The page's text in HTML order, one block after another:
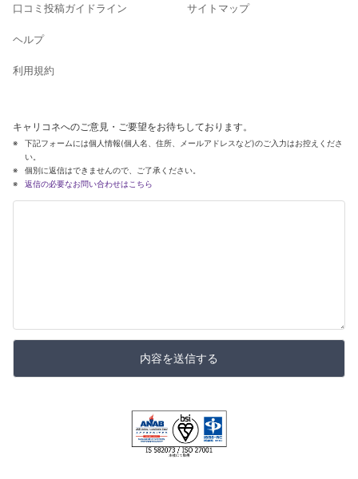
口コミ投稿ガイドライン
ヘルプ
利用規約
サイトマップ
キャリコネへのご意見・ご要望をお待ちしております。
下記フォームには個人情報(個人名、住所、メールアドレスなど)のご入力はお控えくださ
い。
個別に返信はできませんので、ご了承ください。
返信の必要なお問い合わせはこちら
内容を送信する